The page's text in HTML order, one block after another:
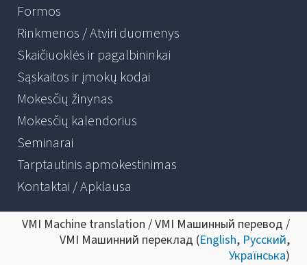
Formos
Rinkmenos / Atviri duomenys
Skaičiuoklės ir pagalbininkai
Sąskaitos ir įmokų kodai
Mokesčių žinynas
Mokesčių kalendorius
Seminarai
Tarptautinis apmokestinimas
Kontaktai / Apklausa
VMI Machine translation / VMI Машинный перевод /
VMI Машинний переклад (English, Русский,
Українська)